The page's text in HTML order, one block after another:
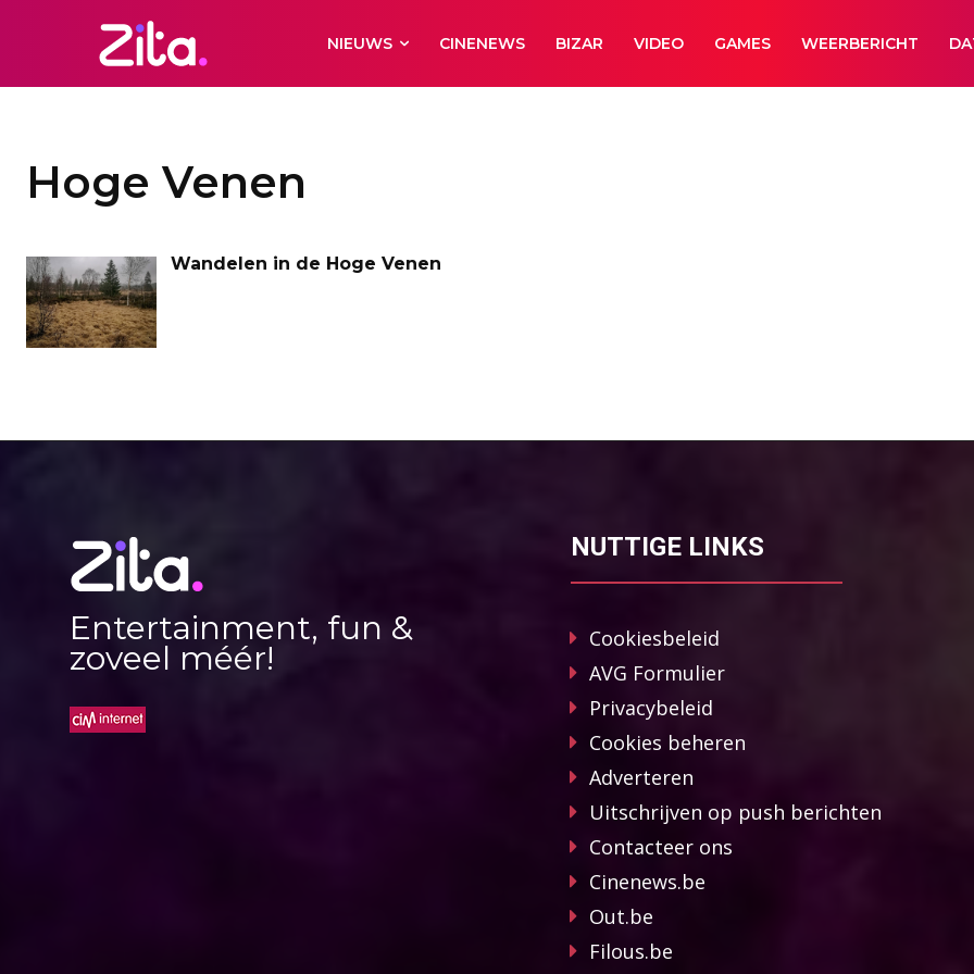
NIEUWS CINENEWS BIZAR VIDEO GAMES WEERBERICHT
Hoge Venen
Wandelen in de Hoge Venen
Entertainment, fun &
zoveel méér!
NUTTIGE LINKS
Cookiesbeleid
AVG Formulier
Privacybeleid
Cookies beheren
Adverteren
Uitschrijven op push berichten
Contacteer ons
Cinenews.be
Out.be
Filous.be